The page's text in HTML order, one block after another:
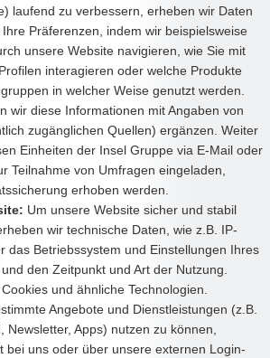
laufend zu verbessern, erheben wir Daten
Präferenzen, indem wir beispielsweise
unsere Website navigieren, wie Sie mit
interagieren oder welche Produkte
in welcher Weise genutzt werden.
wir diese Informationen mit Angaben von
zugänglichen Quellen) ergänzen. Weiter
Einheiten der Insel Gruppe via E-Mail oder
Teilnahme von Umfragen eingeladen,
erhoben werden.
Um unsere Website sicher und stabil
wir technische Daten, wie z.B. IP-
das Betriebssystem und Einstellungen Ihres
den Zeitpunkt und Art der Nutzung.
und ähnliche Technologien.
Angebote und Dienstleistungen (z.B.
Newsletter, Apps) nutzen zu können,
bei uns oder über unsere externen Login-